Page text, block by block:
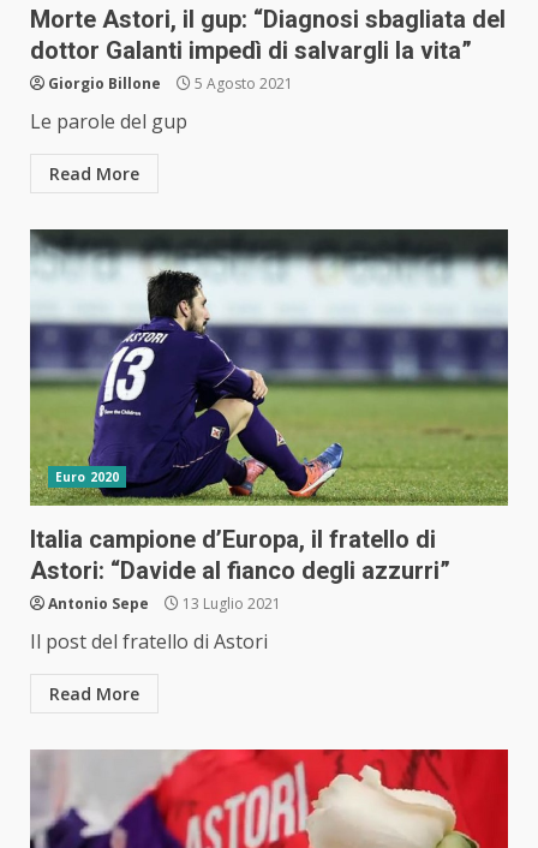
Morte Astori, il gup: “Diagnosi sbagliata del
dottor Galanti impedì di salvargli la vita”
Giorgio Billone 5 Agosto 2021
Le parole del gup
Read More
Euro 2020
Italia campione d’Europa, il fratello di
Astori: “Davide al fianco degli azzurri”
Antonio Sepe 13 Luglio 2021
Il post del fratello di Astori
Read More